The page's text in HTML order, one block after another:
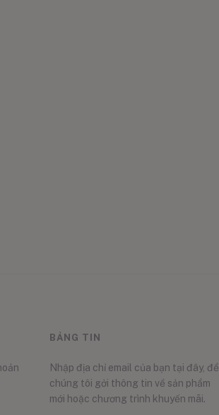
BẢNG TIN
Nhập địa chỉ email của bạn tại đây, để
chúng tôi gởi thông tin về sản phẩm
mới hoặc chương trình khuyến mãi.